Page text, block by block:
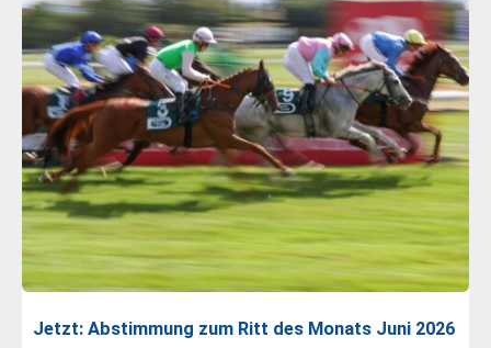
Jetzt: Abstimmung zum Ritt des Monats Juni 2026